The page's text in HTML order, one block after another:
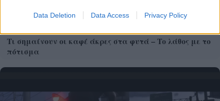
Data Deletion Data Access Privacy Policy
Τι σημαίνουν οι καφέ άκρες στα φυτά – Το λάθος με το
πότισμα